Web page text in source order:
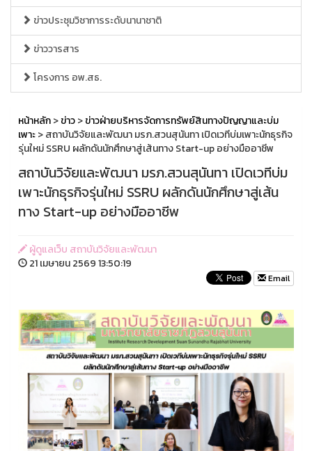
ข่าวประชุมวิชาการระดับนานาชาติ
ข่าววารสาร
โครงการ อพ.สธ.
หน้าหลัก>ข่าว>ข่าวฝ่ายบริหารจัดการทรัพย์สินทางปัญญาและบ่ม
เพาะ> สถาบันวิจัยและพัฒนา มรภ.สวนสุนันทา เปิดเวทีบ่มเพาะนักธุรกิจ
รุ่นใหม่ SSRU ผลักดันนักศึกษาสู่เส้นทาง Start-up อย่างมืออาชีพ
สถาบันวิจัยและพัฒนา มรภ.สวนสุนันทา เปิดเวทีบ่ม
เพาะนักธุรกิจรุ่นใหม่ SSRU ผลักดันนักศึกษาสู่เส้น
ทาง Start-up อย่างมืออาชีพ
ผู้ดูแลเว็บ สถาบันวิจัยและพัฒนา
21 เมษายน 2569 13:50:19
Email